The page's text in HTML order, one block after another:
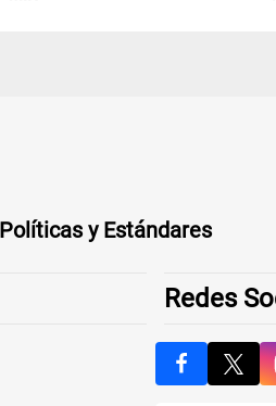
Políticas y Estándares
Redes